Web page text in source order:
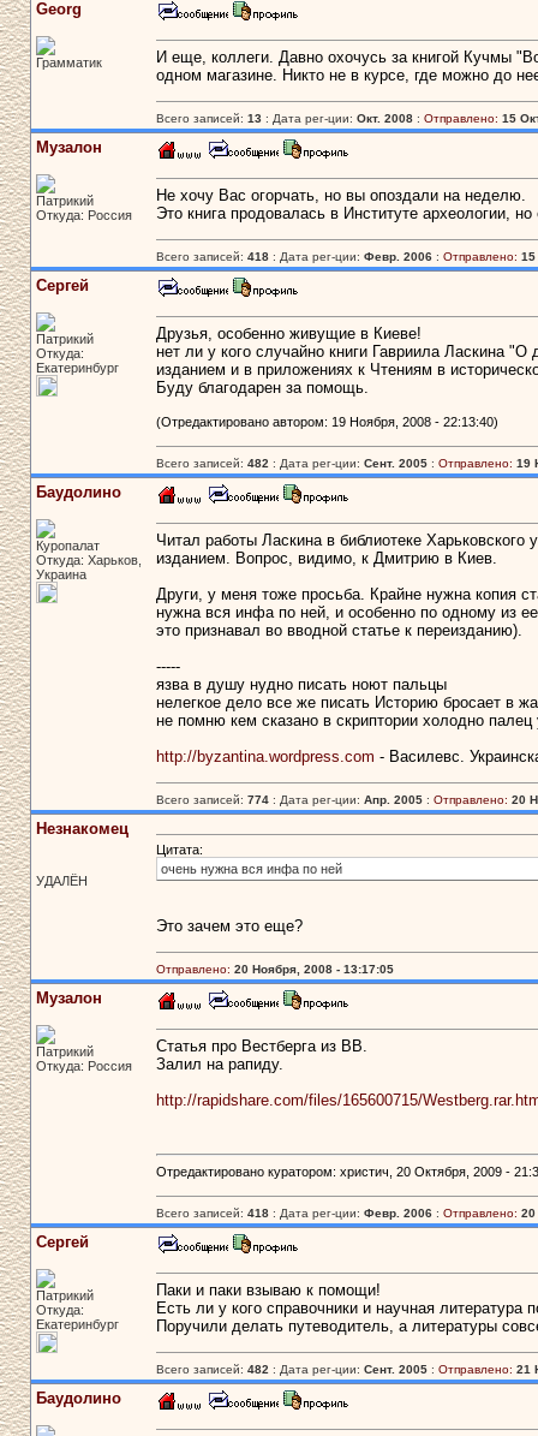
Georg
Грамматик
И еще, коллеги. Давно охочусь за книгой Кучмы
одном магазине. Никто не в курсе, где можно до
Всего записей: 13: Дата рег-ции: Окт. 2008: Отправлено: 15
Музалон
Патрикий
Откуда: Россия
Не хочу Вас огорчать, но вы опоздали на неделю.
Это книга продовалась в Институте археологии,
Всего записей: 418: Дата рег-ции: Февр. 2006: Отправлено: 15
Сергей
Патрикий
Откуда:
Екатеринбург
Друзья, особенно живущие в Киеве!
нет ли у кого случайно книги Гавриила Ласкина
изданием и в приложениях к Чтениям в
Буду благодарен за помощь.
(Отредактировано автором: 19 Ноября, 2008 - 22:13:40)
Всего записей: 482 : Дата рег-ции: Сент. 2005: Отправлено: 19
Баудолино
Куропалат
Откуда: Харьков,
Украина
Читал работы Ласкина в библиотеке
изданием. Вопрос, видимо, к Дмитрию в Киев.
Други, у меня тоже просьба. Крайне нужна копия
нужна вся инфа по ней, и особенно по одному из
это признавал во вводной статье к переизданию).
-----
язва в душу нудно писать ноют пальцы
нелегкое дело все же писать Историю бросает в
не помню кем сказано в скриптории холодно палец
http://byzantina.wordpress.com - Василевс.
Всего записей: 774: Дата рег-ции: Апр. 2005: Отправлено: 20
Незнакомец
УДАЛЁН
Цитата:
очень нужна вся инфа по ней
Это зачем это еще?
Отправлено: 20 Ноября, 2008 - 13:17:05
Музалон
Патрикий
Откуда: Россия
Статья про Вестберга из ВВ.
Залил на рапиду.
http://rapidshare.com/files/165600715/
Отредактировано куратором: христич, 20 Октября, 2009 -
Всего записей: 418: Дата рег-ции: Февр. 2006: Отправлено: 20
Сергей
Патрикий
Откуда:
Екатеринбург
Паки и паки взываю к помощи!
Есть ли у кого справочники и научная
Поручили делать путеводитель, а литературы
Всего записей: 482 : Дата рег-ции: Сент. 2005: Отправлено: 21
Баудолино